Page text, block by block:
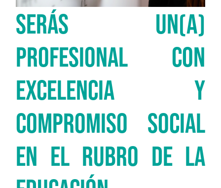
SERÁS UN(A)
PROFESIONAL CON
EXCELENCIA Y
COMPROMISO SOCIAL
EN EL RUBRO DE LA